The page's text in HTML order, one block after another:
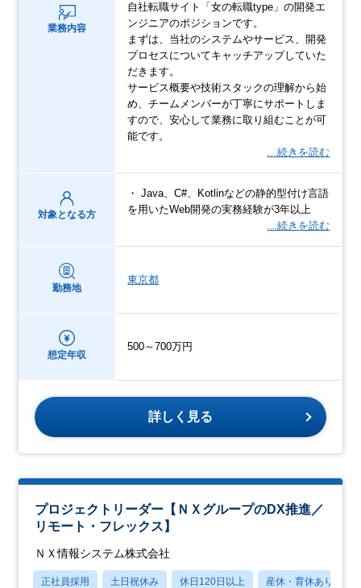
業務内容
自社転職サイト「女の転職type」の開発エ
ンジニアのポジションです。
まずは、当社のシステムやサービス、開発
プロセスについてキャッチアップしていた
だきます。
サービス概要や技術スタックの理解から始
め、チームメンバーが丁寧にサポートしま
すので、安心して業務に取り組むことが可
能です。
…続きを読む
対象となる方
・ Java、C#、Kotlinなどの静的型付け言語
を用いたWeb開発の実務経験が3年以上
…続きを読む
勤務地
東京都
想定年収
500～700万円
詳しく見る
プロジェクトリーダー【ＮＸグループのDX推進／
リモート・フレックス】
ＮＸ情報システム株式会社
正社員採用 土日祝休み 休日120日以上 産休・育休あり